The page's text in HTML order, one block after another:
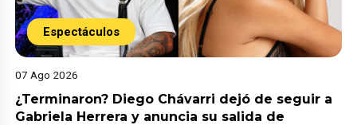
Espectáculos
07 Ago 2026
¿Terminaron? Diego Chávarri dejó de seguir a
Gabriela Herrera y anuncia su salida de